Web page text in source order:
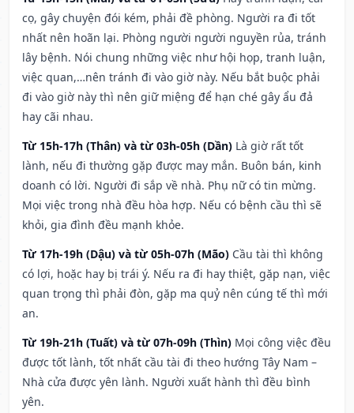
cọ, gây chuyện đói kém, phải đề phòng. Người ra đi tốt
nhất nên hoãn lại. Phòng người người nguyền rủa, tránh
lây bệnh. Nói chung những việc như hội họp, tranh luận,
việc quan,…nên tránh đi vào giờ này. Nếu bắt buộc phải
đi vào giờ này thì nên giữ miệng để hạn ché gây ẩu đả
hay cãi nhau.
Từ 15h-17h (Thân) và từ 03h-05h (Dần) Là giờ rất tốt
lành, nếu đi thường gặp được may mắn. Buôn bán, kinh
doanh có lời. Người đi sắp về nhà. Phụ nữ có tin mừng.
Mọi việc trong nhà đều hòa hợp. Nếu có bệnh cầu thì sẽ
khỏi, gia đình đều mạnh khỏe.
Từ 17h-19h (Dậu) và từ 05h-07h (Mão) Cầu tài thì không
có lợi, hoặc hay bị trái ý. Nếu ra đi hay thiệt, gặp nạn, việc
quan trọng thì phải đòn, gặp ma quỷ nên cúng tế thì mới
an.
Từ 19h-21h (Tuất) và từ 07h-09h (Thìn) Mọi công việc đều
được tốt lành, tốt nhất cầu tài đi theo hướng Tây Nam –
Nhà cửa được yên lành. Người xuất hành thì đều bình
yên.